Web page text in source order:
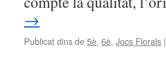
→
Publicat dins de5è, 6è, Jocs Florals |